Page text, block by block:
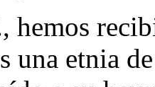
hemos
una etnia